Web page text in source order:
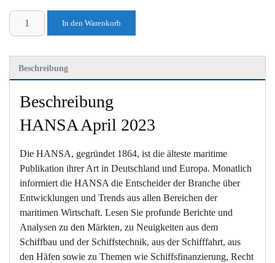
HANSA
April
In den Warenkorb
Beschreibung
Beschreibung
HANSA April 2023
Die HANSA, gegründet 1864, ist die älteste maritime
Publikation ihrer Art in Deutschland und Europa. Monatlich
informiert die HANSA die Entscheider der Branche über
Entwicklungen und Trends aus allen Bereichen der
maritimen Wirtschaft. Lesen Sie profunde Berichte und
Analysen zu den Märkten, zu Neuigkeiten aus dem
Schiffbau und der Schiffstechnik, aus der Schifffahrt, aus
den Häfen sowie zu Themen wie Schiffsfinanzierung, Recht